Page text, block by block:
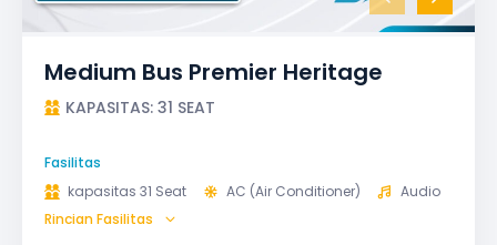
Medium Bus Premier Heritage
KAPASITAS: 31 SEAT
Fasilitas
kapasitas 31 Seat
AC (Air Conditioner)
Audio
Bagasi
GPS
Rincian Fasilitas